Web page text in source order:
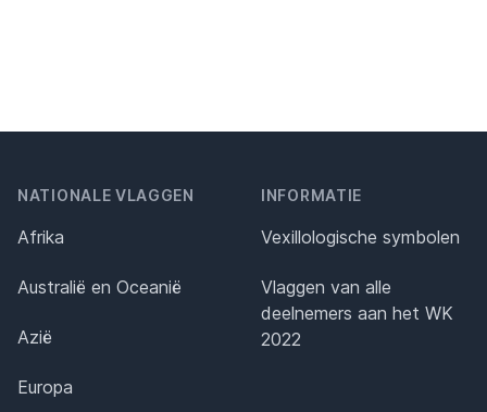
NATIONALE VLAGGEN
Afrika
Australië en Oceanië
Azië
Europa
INFORMATIE
Vexillologische symbolen
Vlaggen van alle
deelnemers aan het WK
2022